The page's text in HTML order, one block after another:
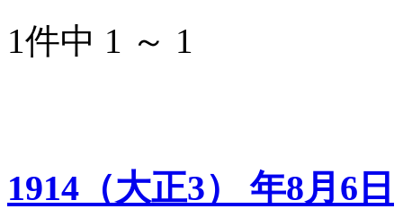
1件中 1 ～ 1
1914（大正3） 年8月6日